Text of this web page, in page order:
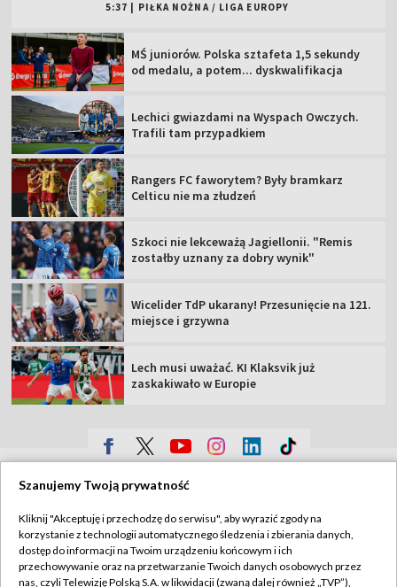
5:37 PIŁKA NOŻNA / LIGA EUROPY
MŚ juniorów. Polska sztafeta 1,5 sekundy
od medalu, a potem... dyskwalifikacja
Lechici gwiazdami na Wyspach Owczych.
Trafili tam przypadkiem
Rangers FC faworytem? Były bramkarz
Celticu nie ma złudzeń
Szkoci nie lekceważą Jagiellonii. "Remis
zostałby uznany za dobry wynik"
Wicelider TdP ukarany! Przesunięcie na 121.
miejsce i grzywna
Lech musi uważać. KI Klaksvik już
zaskakiwało w Europie
Sklep TVP
Biuro Reklamy
Polityka prywatności
Moje zgody
Szanujemy Twoją prywatność
Kliknij "Akceptuję i przechodzę do serwisu", aby wyrazić zgody na
korzystanie z technologii automatycznego śledzenia i zbierania danych,
dostęp do informacji na Twoim urządzeniu końcowym i ich
przechowywanie oraz na przetwarzanie Twoich danych osobowych przez
nas, czyli Telewizję Polską S.A. w likwidacji (zwaną dalej również „TVP”),